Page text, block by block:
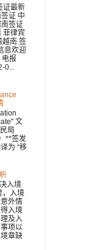
证最新
证 中
签证
菲律宾
越南 签
息欢迎
报
0...
文
局
**签发
为 “移
入境
，入境
外情
入境
及入
项以
章缺